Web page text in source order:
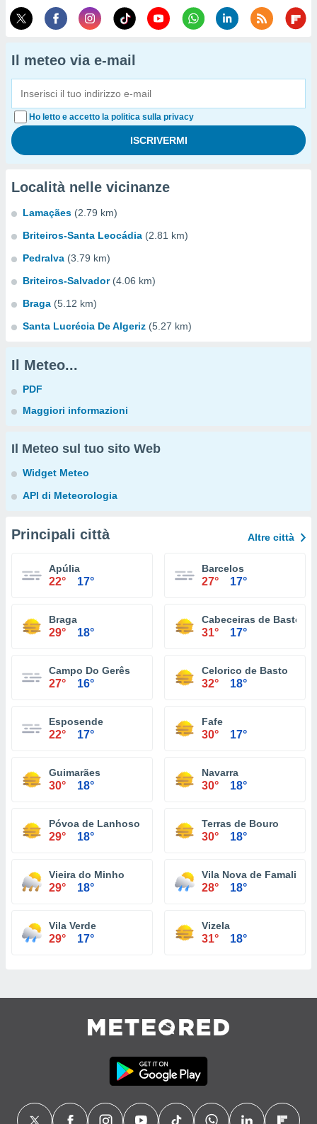
Il meteo via e-mail
Ho letto e accetto la politica sulla privacy
Località nelle vicinanze
Lamaçães (2.79 km)
Briteiros-Santa Leocádia (2.81 km)
Pedralva (3.79 km)
Briteiros-Salvador (4.06 km)
Braga (5.12 km)
Santa Lucrécia De Algeriz (5.27 km)
Il Meteo...
PDF
Maggiori informazioni
Il Meteo sul tuo sito Web
Widget Meteo
API di Meteorologia
Principali città Altre città
Apúlia
22° 17°
Barcelos
27° 17°
Braga
29° 18°
Cabeceiras de Basto
31° 17°
Campo Do Gerês
27° 16°
Celorico de Basto
32° 18°
Esposende
22° 17°
Fafe
30° 17°
Guimarães
30° 18°
Navarra
30° 18°
Póvoa de Lanhoso
29° 18°
Terras de Bouro
30° 18°
Vieira do Minho
29° 18°
Vila Nova de Famalicão
28° 18°
Vila Verde
29° 17°
Vizela
31° 18°